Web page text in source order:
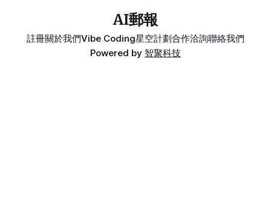
AI郵報
註冊關於我們Vibe Coding星空計劃合作洽詢聯絡我們
Powered by 智聚科技